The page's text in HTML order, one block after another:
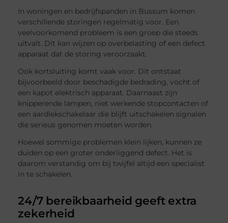
In woningen en bedrijfspanden in Bussum komen
verschillende storingen regelmatig voor. Een
veelvoorkomend probleem is een groep die steeds
uitvalt. Dit kan wijzen op overbelasting of een defect
apparaat dat de storing veroorzaakt.
Ook kortsluiting komt vaak voor. Dit ontstaat
bijvoorbeeld door beschadigde bedrading, vocht of
een kapot elektrisch apparaat. Daarnaast zijn
knipperende lampen, niet werkende stopcontacten of
een aardlekschakelaar die blijft uitschakelen signalen
die serieus genomen moeten worden.
Hoewel sommige problemen klein lijken, kunnen ze
duiden op een groter onderliggend defect. Het is
daarom verstandig om bij twijfel altijd een specialist
in te schakelen.
24/7 bereikbaarheid geeft extra
zekerheid